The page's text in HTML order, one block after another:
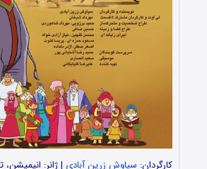
کارگردان: سیاوش زرین آبادی